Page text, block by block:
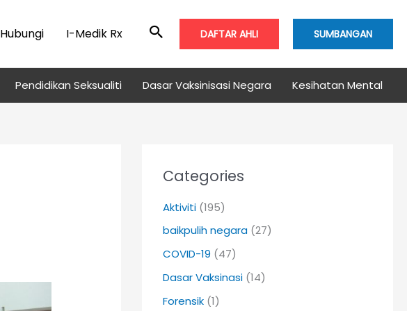
Hubungi I-Medik Rx DAFTAR AHLI SUMBANGAN
Pendidikan Seksualiti Dasar Vaksinisasi Negara Kesihatan Mental
Categories
Aktiviti(195)
baikpulih negara(27)
COVID-19 (47)
Dasar Vaksinasi(14)
Forensik(1)